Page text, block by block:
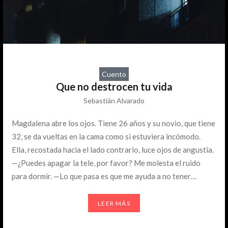
Cuento
Que no destrocen tu vida
Sebastián Alvarado
Magdalena abre los ojos. Tiene 26 años y su novio, que tiene
32, se da vueltas en la cama como si estuviera incómodo.
Ella, recostada hacia el lado contrario, luce ojos de angustia.
—¿Puedes apagar la tele, por favor? Me molesta el ruido
para dormir. —Lo que pasa es que me ayuda a no tener…
LEER MÁS